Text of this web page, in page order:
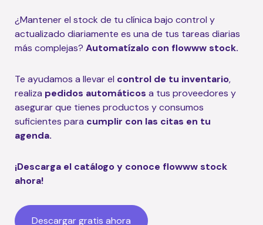
¿Mantener el stock de tu clínica bajo control y
actualizado diariamente es una de tus tareas diarias
más complejas? Automatízalo con flowww stock.
Te ayudamos a llevar el control de tu inventario,
realiza pedidos automáticos a tus proveedores y
asegurar que tienes productos y consumos
suficientes para cumplir con las citas en tu
agenda.
¡Descarga el catálogo y conoce flowww stock
ahora!
Descargar gratis ahora